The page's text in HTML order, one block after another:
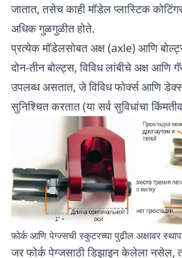
जातात, तसेच काही मॉडेल प्लास्टिक
अधिक गुळगुळीत होते.
प्रत्येक मॉडेलसोबत अक्ष (axle) आणि
दोन-तीन बोल्ट्स, विविध लांबीचे अक्ष
उपलब्ध असतात, जे विविध फोर्क्स आणि
सुनिश्चित करतात (या सर्व सुविधांचा
फोर्क आणि पेग्ज्सची स्कुटरच्या पुढील अक्षावर
जर फोर्क पेग्जसाठी डिझाइन केलेला